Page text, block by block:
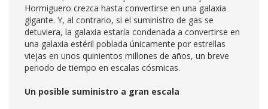
Hormiguero crezca hasta convertirse en una galaxia
gigante. Y, al contrario, si el suministro de gas se
detuviera, la galaxia estaría condenada a convertirse en
una galaxia estéril poblada únicamente por estrellas
viejas en unos quinientos millones de años, un breve
periodo de tiempo en escalas cósmicas.
Un posible suministro a gran escala